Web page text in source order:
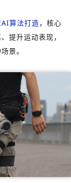
算法打造，核心
提升运动表现，
景。